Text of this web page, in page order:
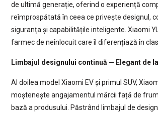
de ultimă generație, oferind o experiență
reîmprospătată în ceea ce privește designul,
siguranța și capabilitățile inteligente. Xiaomi
farmec de neînlocuit care îl diferențiază în
Limbajul designului continuă — Elegant de
Al doilea model Xiaomi EV și primul SUV,
moștenește angajamentul mărcii față de
bază a produsului. Păstrând limbajul de